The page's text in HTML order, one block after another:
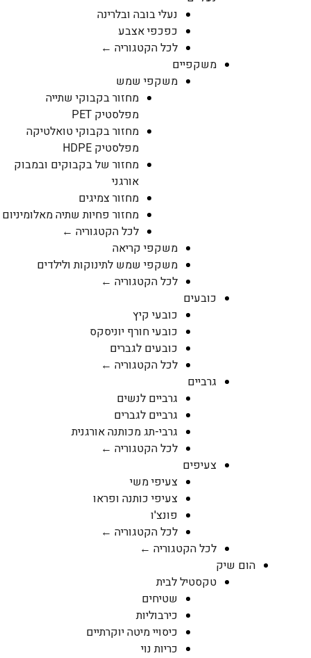
נעלי בובה ובלרינה
כפכפי אצבע
לכל הקטגוריה ←
משקפיים
משקפי שמש
מחזור בקבוקי שתייה
מפלסטיק PET
מחזור בקבוקי טואלטיקה
מפלסטיק HDPE
מחזור של בקבוקים ובמבוק
אורגני
מחזור צמיגים
מחזור פחיות שתיה מאלומיניום
לכל הקטגוריה ←
משקפי קריאה
משקפי שמש לתינוקות ולילדים
לכל הקטגוריה ←
כובעים
כובעי קיץ
כובעי חורף יוניסקס
כובעים לגברים
לכל הקטגוריה ←
גרביים
גרביים לנשים
גרביים לגברים
גרבי-תג מכותנה אורגנית
לכל הקטגוריה ←
צעיפים
צעיפי משי
צעיפי כותנה ופראו
פונצ'ו
לכל הקטגוריה ←
לכל הקטגוריה ←
הום שיק
טקסטיל לבית
שטיחים
כירבוליות
כיסויי מיטה יוקרתיים
כריות נוי